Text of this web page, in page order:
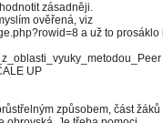
zásadněji.
ověřená, viz
a už to prosáklo
UP
způsobem, část žáků